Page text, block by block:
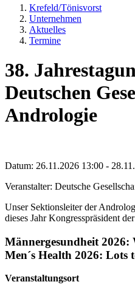
Krefeld/Tönisvorst
Unternehmen
Aktuelles
Termine
38.
Deutschen
Andrologie
Datum: 26.11.2026 13:00 -
Veranstalter: Deutsche
Unser Sektionsleiter der
dieses Jahr Kongresspräsident der
Männergesundheit 2026:
Men´s Health 2026: Lots
Veranstaltungsort